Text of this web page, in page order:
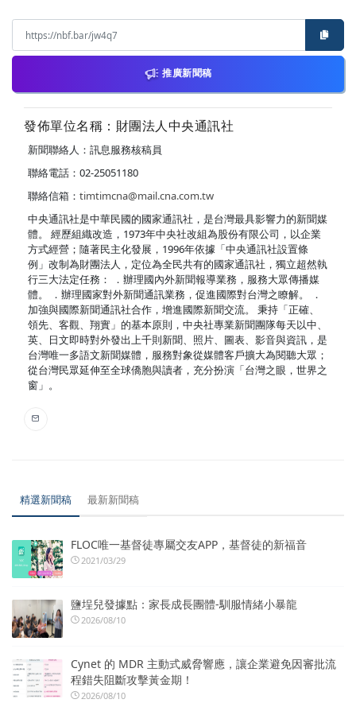
推廣新聞稿
發佈單位名稱：財團法人中央通訊社
新聞聯絡人：訊息服務核稿員
聯絡電話：02-25051180
聯絡信箱： timtimcna@mail.cna.com.tw
中央通訊社是中華民國的國家通訊社，是台灣最具影響力的新聞媒
體。 經歷組織改造，1973年中央社改組為股份有限公司，以企業
方式經營；隨著民主化發展，1996年依據「中央通訊社設置條
例」改制為財團法人，定位為全民共有的國家通訊社，獨立超然執
行三大法定任務： ．辦理國內外新聞報導業務，服務大眾傳播媒
體。 ．辦理國家對外新聞通訊業務，促進國際對台灣之瞭解。 ．
加強與國際新聞通訊社合作，增進國際新聞交流。 秉持「正確、
領先、客觀、翔實」的基本原則，中央社專業新聞團隊每天以中、
英、日文即時對外發出上千則新聞、照片、圖表、影音與資訊，是
台灣唯一多語文新聞媒體，服務對象從媒體客戶擴大為閱聽大眾；
從台灣民眾延伸至全球僑胞與讀者，充分扮演「台灣之眼，世界之
窗」。
精選新聞稿 最新新聞稿
FLOC唯一基督徒專屬交友APP，基督徒的新福音
2021/03/29
鹽埕兒發據點：家長成長團體-馴服情緒小暴龍
2026/08/10
Cynet 的 MDR 主動式威脅響應，讓企業避免因審批流
程錯失阻斷攻擊黃金期！
2026/08/10